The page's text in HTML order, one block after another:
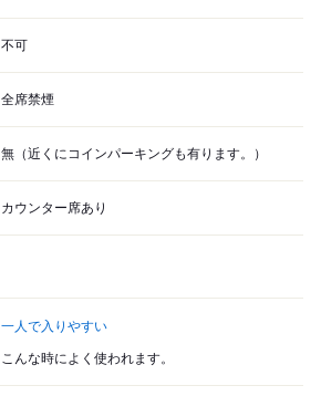
不可
全席禁煙
無（近くにコインパーキングも有ります。）
カウンター席あり
一人で入りやすい
こんな時によく使われます。